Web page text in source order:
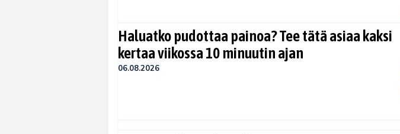
Haluatko pudottaa painoa? Tee tätä asiaa kaksi
kertaa viikossa 10 minuutin ajan
06.08.2026